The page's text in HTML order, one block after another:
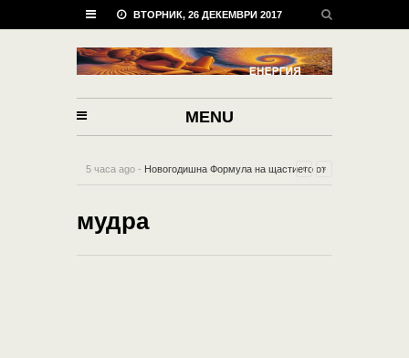
ВТОРНИК, 26 ДЕКЕМВРИ 2017
MENU
5 часа ago - Новогодишна Формула на щастието от
мудра